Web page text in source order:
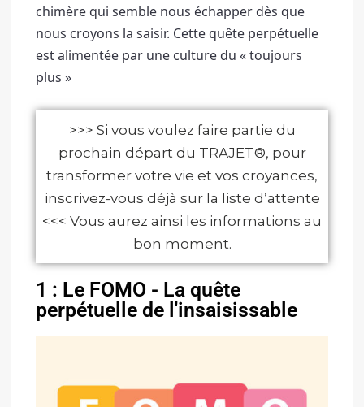
chimère qui semble nous échapper dès que
nous croyons la saisir. Cette quête perpétuelle
est alimentée par une culture du « toujours
plus »
>>> Si vous voulez faire partie du
prochain départ du TRAJET®, pour
transformer votre vie et vos croyances,
inscrivez-vous déjà sur la liste d’attente
<<< Vous aurez ainsi les informations au
bon moment.
1 : Le FOMO - La quête
perpétuelle de l'insaisissable